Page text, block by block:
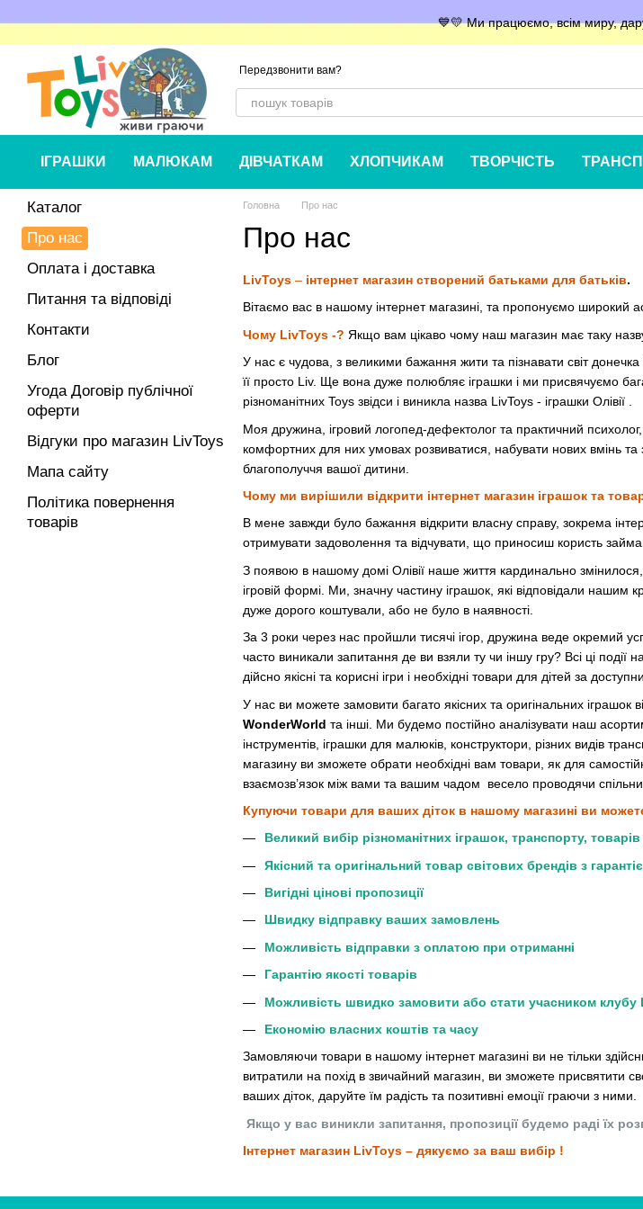
💙💛 Ми працюємо, всім миру,
Передзвонити вам?
ІГРАШКИ МАЛЮКАМ ДІВЧАТКАМ ХЛОПЧИКАМ ТВОРЧІСТЬ
Головна Про нас
Про нас
LivToys – інтернет магазин створений батьками для батьків.
Вітаємо вас в нашому інтернет магазині, та пропонуємо широкий
Чому LivToys -? Якщо вам цікаво чому наш магазин має таку
У нас є чудова, з великими бажання жити та пізнавати світ
її просто Liv. Ще вона дуже полюбляє іграшки і ми присвячуємо
різноманітних Toys звідси і виникла назва LivToys - іграшки Олівії .
Моя дружина, ігровий логопед-дефектолог та практичний
комфортних для них умовах розвиватися, набувати нових вмінь та
благополуччя вашої дитини.
Чому ми вирішили відкрити інтернет магазин іграшок та
В мене завжди було бажання відкрити власну справу, зокрема
отримувати задоволення та відчувати, що приносиш користь
З появою в нашому домі Олівії наше життя кардинально
ігровій формі. Ми, значну частину іграшок, які відповідали нашим
дуже дорого коштували, або не було в наявності.
За 3 роки через нас пройшли тисячі ігор, дружина веде окремий
часто виникали запитання де ви взяли ту чи іншу гру? Всі ці
дійсно якісні та корисні ігри і необхідні товари для дітей за
У нас ви можете замовити багато якісних та оригінальних іграшок
WonderWorld та інші. Ми будемо постійно аналізувати наш
інструментів, іграшки для малюків, конструктори, різних видів
магазину ви зможете обрати необхідні вам товари, як для
взаємозв’язок між вами та вашим чадом весело проводячи
Купуючи товари для ваших діток в нашому магазині ви
Великий вибір різноманітних іграшок, транспорту,
Якісний та оригінальний товар світових брендів з
Вигідні цінові пропозиції
Швидку відправку ваших замовлень
Можливість відправки з оплатою при отриманні
Гарантію якості товарів
Можливість швидко замовити або стати учасником клубу
Економію власних коштів та часу
Замовляючи товари в нашому інтернет магазині ви не тільки
витратили на похід в звичайний магазин, ви зможете присвятити
ваших діток, даруйте їм радість та позитивні емоції граючи з ними.
Якщо у вас виникли запитання, пропозиції будемо раді їх
Інтернет магазин LivToys – дякуємо за ваш вибір !
Каталог
Про нас
Оплата і доставка
Питання та відповіді
Контакти
Блог
Угода Договір публічної
оферти
Відгуки про магазин LivToys
Мапа сайту
Політика повернення
товарів